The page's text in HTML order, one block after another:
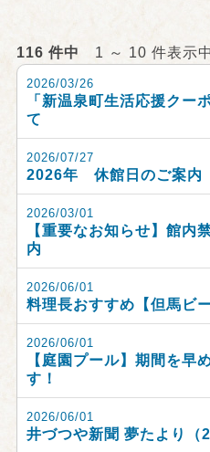
116 件中 1 ～ 10 件表示中
2026/03/26
「新温泉町生活応援クー
て
2026/07/27
2026年 休館
2026/03/01
【重要なお知らせ】館内
内
2026/06/01
料理長おすすめ【但馬ビ
2026/06/01
【庭園プール】期間を早
す！
2026/06/01
井づつや新聞 夢たより